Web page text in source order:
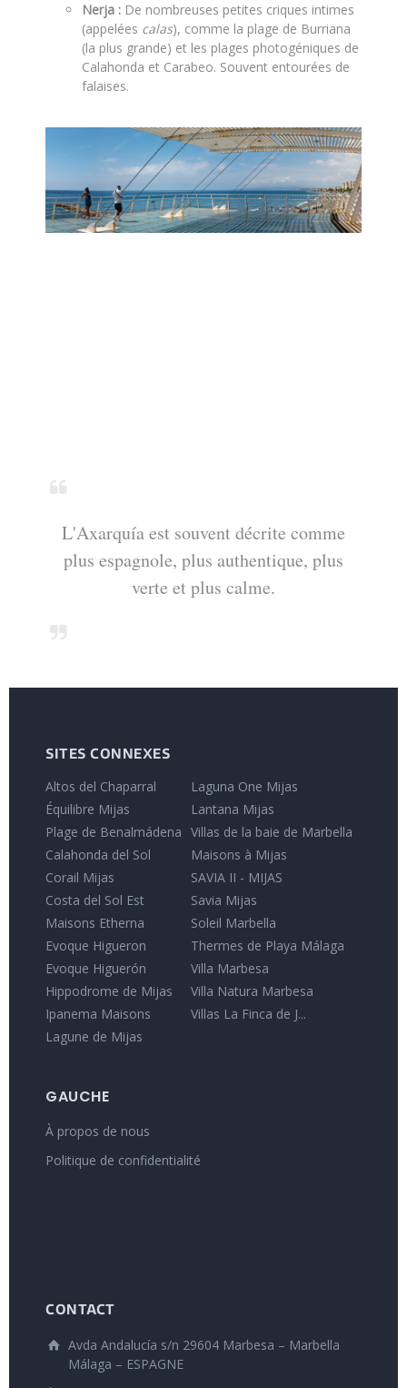
Nerja : De nombreuses petites criques intimes
(appelées calas), comme la plage de Burriana
(la plus grande) et les plages photogéniques de
Calahonda et Carabeo. Souvent entourées de
falaises.
L'Axarquía est souvent décrite comme
plus espagnole, plus authentique, plus
verte et plus calme.
SITES CONNEXES
Altos del Chaparral
Équilibre Mijas
Plage de Benalmádena
Calahonda del Sol
Corail Mijas
Costa del Sol Est
Maisons Etherna
Evoque Higueron
Evoque Higuerón
Hippodrome de Mijas
Ipanema Maisons
Lagune de Mijas
Laguna One Mijas
Lantana Mijas
Villas de la baie de Marbella
Maisons à Mijas
SAVIA II - MIJAS
Savia Mijas
Soleil Marbella
Thermes de Playa Málaga
Villa Marbesa
Villa Natura Marbesa
Villas La Finca de J...
GAUCHE
À propos de nous
Politique de confidentialité
CONTACT
Avda Andalucía s/n 29604 Marbesa – Marbella
Málaga – ESPAGNE